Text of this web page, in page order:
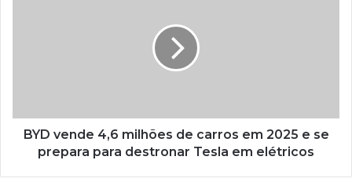
BYD vende 4,6 milhões de carros em 2025 e se
prepara para destronar Tesla em elétricos